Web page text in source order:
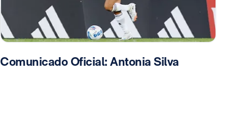
Comunicado Oficial: Antonia Silva